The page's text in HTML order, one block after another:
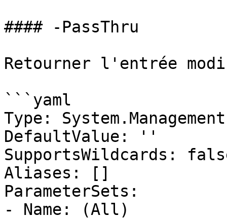
#### -PassThru
Retourner l'entrée
```yaml
Type:
DefaultValue: ''
SupportsWildcards:
Aliases: []
ParameterSets:
- Name: (All)